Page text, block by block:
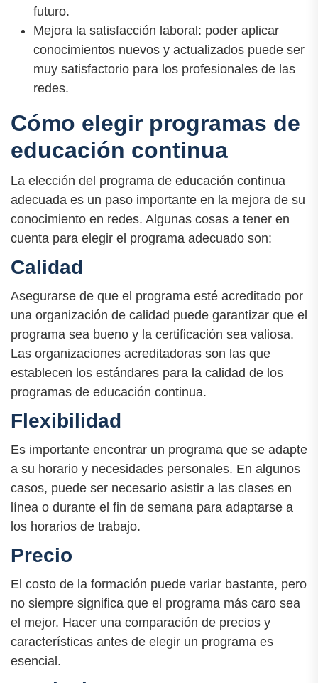
futuro.
Mejora la satisfacción laboral: poder aplicar
conocimientos nuevos y actualizados puede ser
muy satisfactorio para los profesionales de las
redes.
Cómo elegir programas de
educación continua
La elección del programa de educación continua
adecuada es un paso importante en la mejora de su
conocimiento en redes. Algunas cosas a tener en
cuenta para elegir el programa adecuado son:
Calidad
Asegurarse de que el programa esté acreditado por
una organización de calidad puede garantizar que el
programa sea bueno y la certificación sea valiosa.
Las organizaciones acreditadoras son las que
establecen los estándares para la calidad de los
programas de educación continua.
Flexibilidad
Es importante encontrar un programa que se adapte
a su horario y necesidades personales. En algunos
casos, puede ser necesario asistir a las clases en
línea o durante el fin de semana para adaptarse a
los horarios de trabajo.
Precio
El costo de la formación puede variar bastante, pero
no siempre significa que el programa más caro sea
el mejor. Hacer una comparación de precios y
características antes de elegir un programa es
esencial.